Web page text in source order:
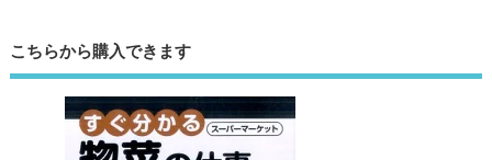
こちらから購入できます